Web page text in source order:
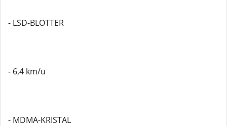
- LSD-BLOTTER
- 6,4 km/u
- MDMA-KRISTAL